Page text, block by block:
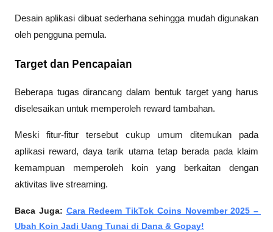
Desain aplikasi dibuat sederhana sehingga mudah digunakan
oleh pengguna pemula.
Target dan Pencapaian
Beberapa tugas dirancang dalam bentuk target yang harus
diselesaikan untuk memperoleh reward tambahan.
Meski fitur-fitur tersebut cukup umum ditemukan pada
aplikasi reward, daya tarik utama tetap berada pada klaim
kemampuan memperoleh koin yang berkaitan dengan
aktivitas live streaming.
Baca Juga: Cara Redeem TikTok Coins November 2025 –
Ubah Koin Jadi Uang Tunai di Dana & Gopay!